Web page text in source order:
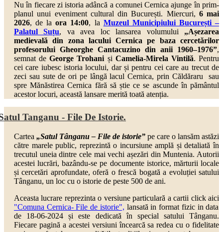
Nu în fiecare zi istoria adâncă a comunei Cernica ajunge în prim-
planul unui eveniment cultural din București. Miercuri, 6 mai
2026, de laora 14:00, la Muzeul Municipiului București –
Palatul Suțu, va avea loc lansarea volumului „Așezarea
medievală din zona lacului Cernica pe baza cercetărilor
profesorului Gheorghe Cantacuzino din anii 1960–1976”,
semnat deGeorge Trohani și Camelia-Mirela Vintilă. Pentru
cei care iubesc istoria locului, dar și pentru cei care au trecut de
zeci sau sute de ori pe lângă lacul Cernica, prin Căldăraru sau
spre Mănăstirea Cernica fără să știe ce se ascunde în pământul
acestor locuri, această lansare merită toată atenția.
Tanganu - File De Istorie.
Cartea „Satul Tânganu – File de istorie” pe care o lansăm astăzi
către marele public, reprezintă o incursiune amplă și detaliată în
trecutul uneia dintre cele mai vechi așezări din Muntenia. Autorii
acestei lucrări, bazându-se pe documente istorice, mărturii locale
și cercetări aprofundate, oferă o frescă bogată a evoluției satului
Tânganu, un loc cu o istorie de peste 500 de ani.
Aceasta lucrare reprezinta o versiune particulară a cartii click aici
"Comuna Cernica- File de istorie", lansată in format fizic in data
de 18-06-2024 și este dedicată în special satului Tânganu.
Fiecare pagină a acestei versiuni încearcă sa redea cu o fidelitate